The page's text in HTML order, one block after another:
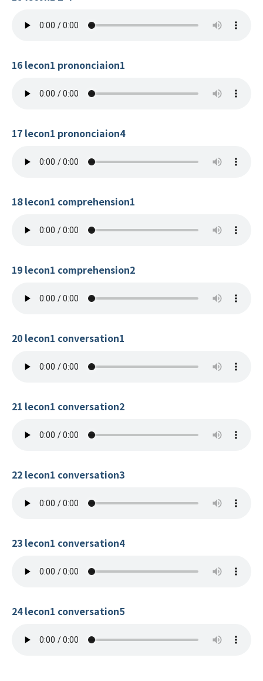
16 lecon1 prononciaion1
17 lecon1 prononciaion4
18 lecon1 comprehension1
19 lecon1 comprehension2
20 lecon1 conversation1
21 lecon1 conversation2
22 lecon1 conversation3
23 lecon1 conversation4
24 lecon1 conversation5